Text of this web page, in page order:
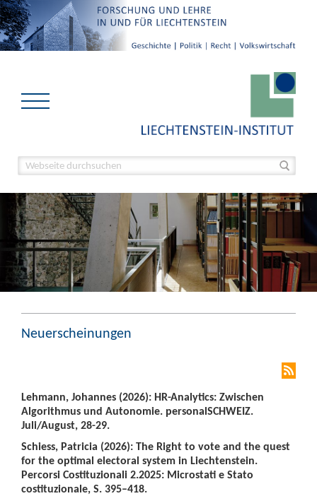
Neuerscheinungen
Lehmann, Johannes (2026): HR-Analytics: Zwischen
Algorithmus und Autonomie. personalSCHWEIZ.
Juli/August, 28-29.
Schiess, Patricia (2026): The Right to vote and the quest
for the optimal electoral system in Liechtenstein.
Percorsi Costituzionali 2.2025: Microstati e Stato
costituzionale, S. 395–418.